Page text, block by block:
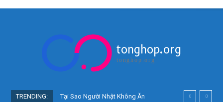
tonghop.org
tonghop.org
TRENDING: Tại Sao Người Nhật Không Ăn